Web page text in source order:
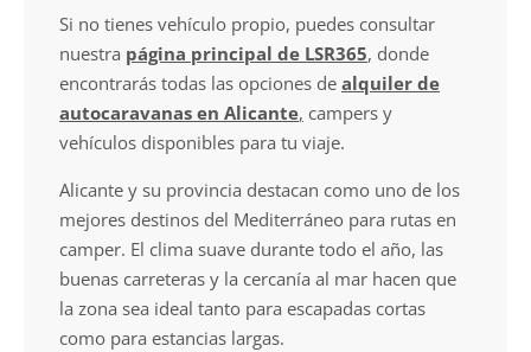
Si no tienes vehículo propio, puedes consultar
nuestra página principal de LSR365, donde
encontrarás todas las opciones de alquiler de
autocaravanas en Alicante, campers y
vehículos disponibles para tu viaje.
Alicante y su provincia destacan como uno de los
mejores destinos del Mediterráneo para rutas en
camper. El clima suave durante todo el año, las
buenas carreteras y la cercanía al mar hacen que
la zona sea ideal tanto para escapadas cortas
como para estancias largas.